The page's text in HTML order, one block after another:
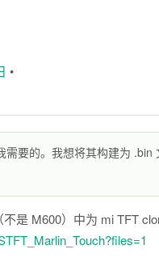
•
要的。我想将其构建为 .bin
是 M600）中为 mi TFT